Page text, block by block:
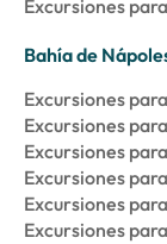
Excursiones
Bahía de
Excursiones
Excursiones
Excursiones
Excursiones
Excursiones
Excursiones